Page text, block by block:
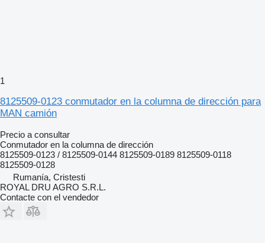
1
8125509-0123 conmutador en la columna de dirección para
MAN camión
Precio a consultar
Conmutador en la columna de dirección
8125509-0123 / 8125509-0144 8125509-0189 8125509-0118
8125509-0128
Rumanía, Cristesti
ROYAL DRU AGRO S.R.L.
Contacte con el vendedor